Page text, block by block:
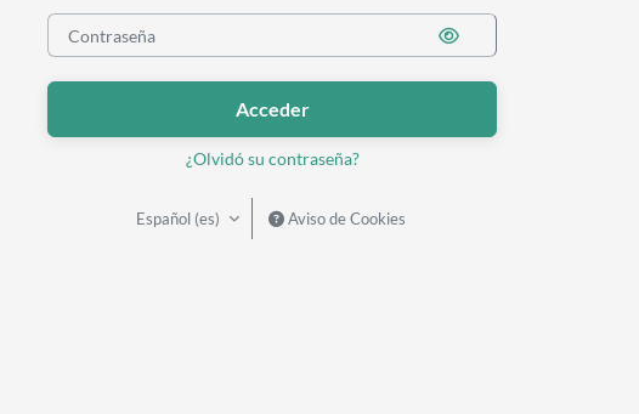
Acceder
¿Olvidó su contraseña?
Español ‎(es)‎ Aviso de Cookies